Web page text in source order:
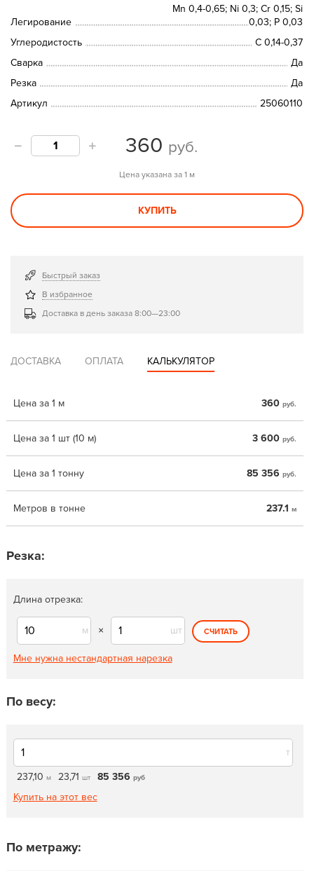
Легирование
Mn 0,4-0,65; Ni 0,3; Cr 0,15; Si
0,03; P 0,03
Углеродистость
С 0,14-0,37
Сварка
Да
Резка
Да
Артикул
25060110
360 руб.
Цена указана за 1 м
КУПИТЬ
Быстрый заказ
В избранное
Доставка в день заказа 8:00—23:00
ДОСТАВКА ОПЛАТА КАЛЬКУЛЯТОР
Цена за 1 м 360 руб.
Цена за 1 шт (10 м) 3 600 руб.
Цена за 1 тонну 85 356 руб.
Метров в тонне 237.1 м
Резка:
Длина отрезка:
м × шт СЧИТАТЬ
Мне нужна нестандартная нарезка
По весу:
т
237,10 м 23,71 шт 85 356 руб
Купить на этот вес
По метражу: